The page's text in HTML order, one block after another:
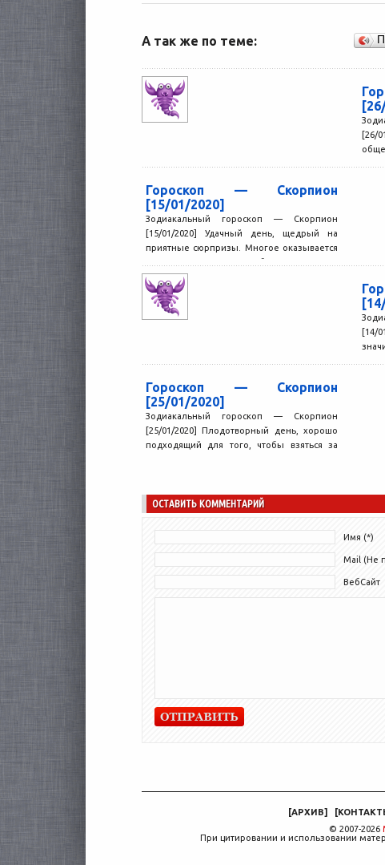
А так же по теме:
[26/
Гороскоп — Скорпион
[15/01/2020]
Зодиакальный гороскоп — Скорпион
[15/01/2020] Удачный день, щедрый на
приятные сюрпризы. Многое оказывается
проще, чем можно было подумать.
Правильные решения...
Гороскоп — Скорпион
[25/01/2020]
Зодиакальный гороскоп — Скорпион
[25/01/2020] Плодотворный день, хорошо
подходящий для того, чтобы взяться за
ОСТАВИТЬ КОММЕНТАРИЙ
Имя (*)
Mail (Не
ВебСайт
[АРХИВ] [
© 2007-2026
При цитировании и использовании